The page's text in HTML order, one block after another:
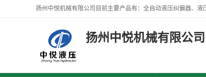
扬州中悦机械有限公司